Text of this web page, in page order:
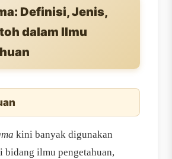
Definisi, Jenis,
dalam Ilmu
kini banyak digunakan
bidang ilmu pengetahuan,